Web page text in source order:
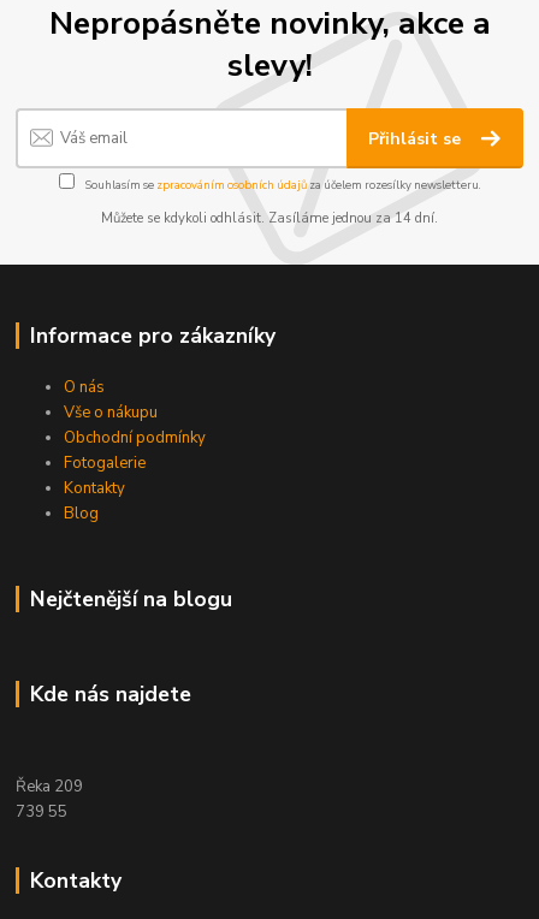
Nepropásněte novinky, akce a
slevy!
Přihlásit se
Souhlasím se zpracováním osobních údajůza účelem rozesílky newsletteru.
Můžete se kdykoli odhlásit. Zasíláme jednou za 14 dní.
Informace pro zákazníky
O nás
Vše o nákupu
Obchodní podmínky
Fotogalerie
Kontakty
Blog
Nejčtenější na blogu
Kde nás najdete
Řeka 209
739 55
Kontakty